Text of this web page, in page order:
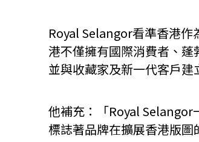
Royal Selangor看準香港
港不僅擁有國際消費者、
並與收藏家及新一代客戶建
他補充：「Royal Selangor
標誌著品牌在擴展香港版圖